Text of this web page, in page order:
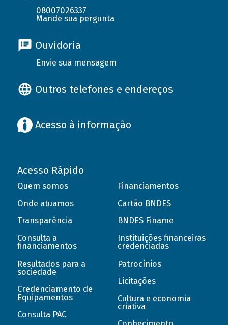
08007026337
Mande sua pergunta
Ouvidoria
Envie sua mensagem
Outros telefones e endereços
Acesso à informação
Acesso Rápido
Quem somos
Onde atuamos
Transparência
Consulta a
financiamentos
Resultados para a
sociedade
Credenciamento de
Equipamentos
Consulta PAC
Financiamentos
Cartão BNDES
BNDES Finame
Instituições financeiras
credenciadas
Patrocínios
Licitações
Cultura e economia
criativa